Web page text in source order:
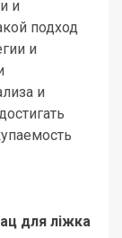
и
подход
и
и
для ліжка